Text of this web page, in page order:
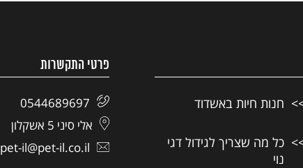
חנות חיות באשדוד
כל מה שצריך לגידול דגי
נוי
פרטי התקשרות
0544689697
אלי סיני 5 אשקלון
pet-il@pet-il.co.il